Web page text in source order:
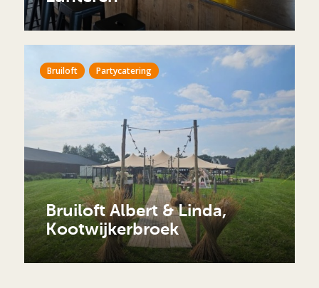
Bruiloft Partycatering
Bruiloft Albert & Linda,
Kootwijkerbroek